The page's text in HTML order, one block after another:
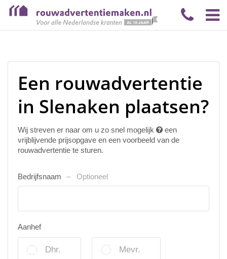
Een rouwadvertentie
in Slenaken plaatsen?
Wij streven er naar om u zo snel mogelijk
een
vrijblijvende prijsopgave en een voorbeeld van de
rouwadvertentie te sturen.
Bedrijfsnaam Optioneel
Aanhef
Dhr. Mevr.